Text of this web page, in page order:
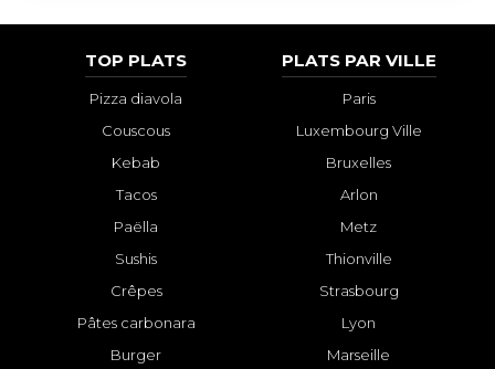
TOP PLATS
Pizza diavola
Couscous
Kebab
Tacos
Paëlla
Sushis
Crêpes
Pâtes carbonara
Burger
PLATS PAR VILLE
Paris
Luxembourg Ville
Bruxelles
Arlon
Metz
Thionville
Strasbourg
Lyon
Marseille